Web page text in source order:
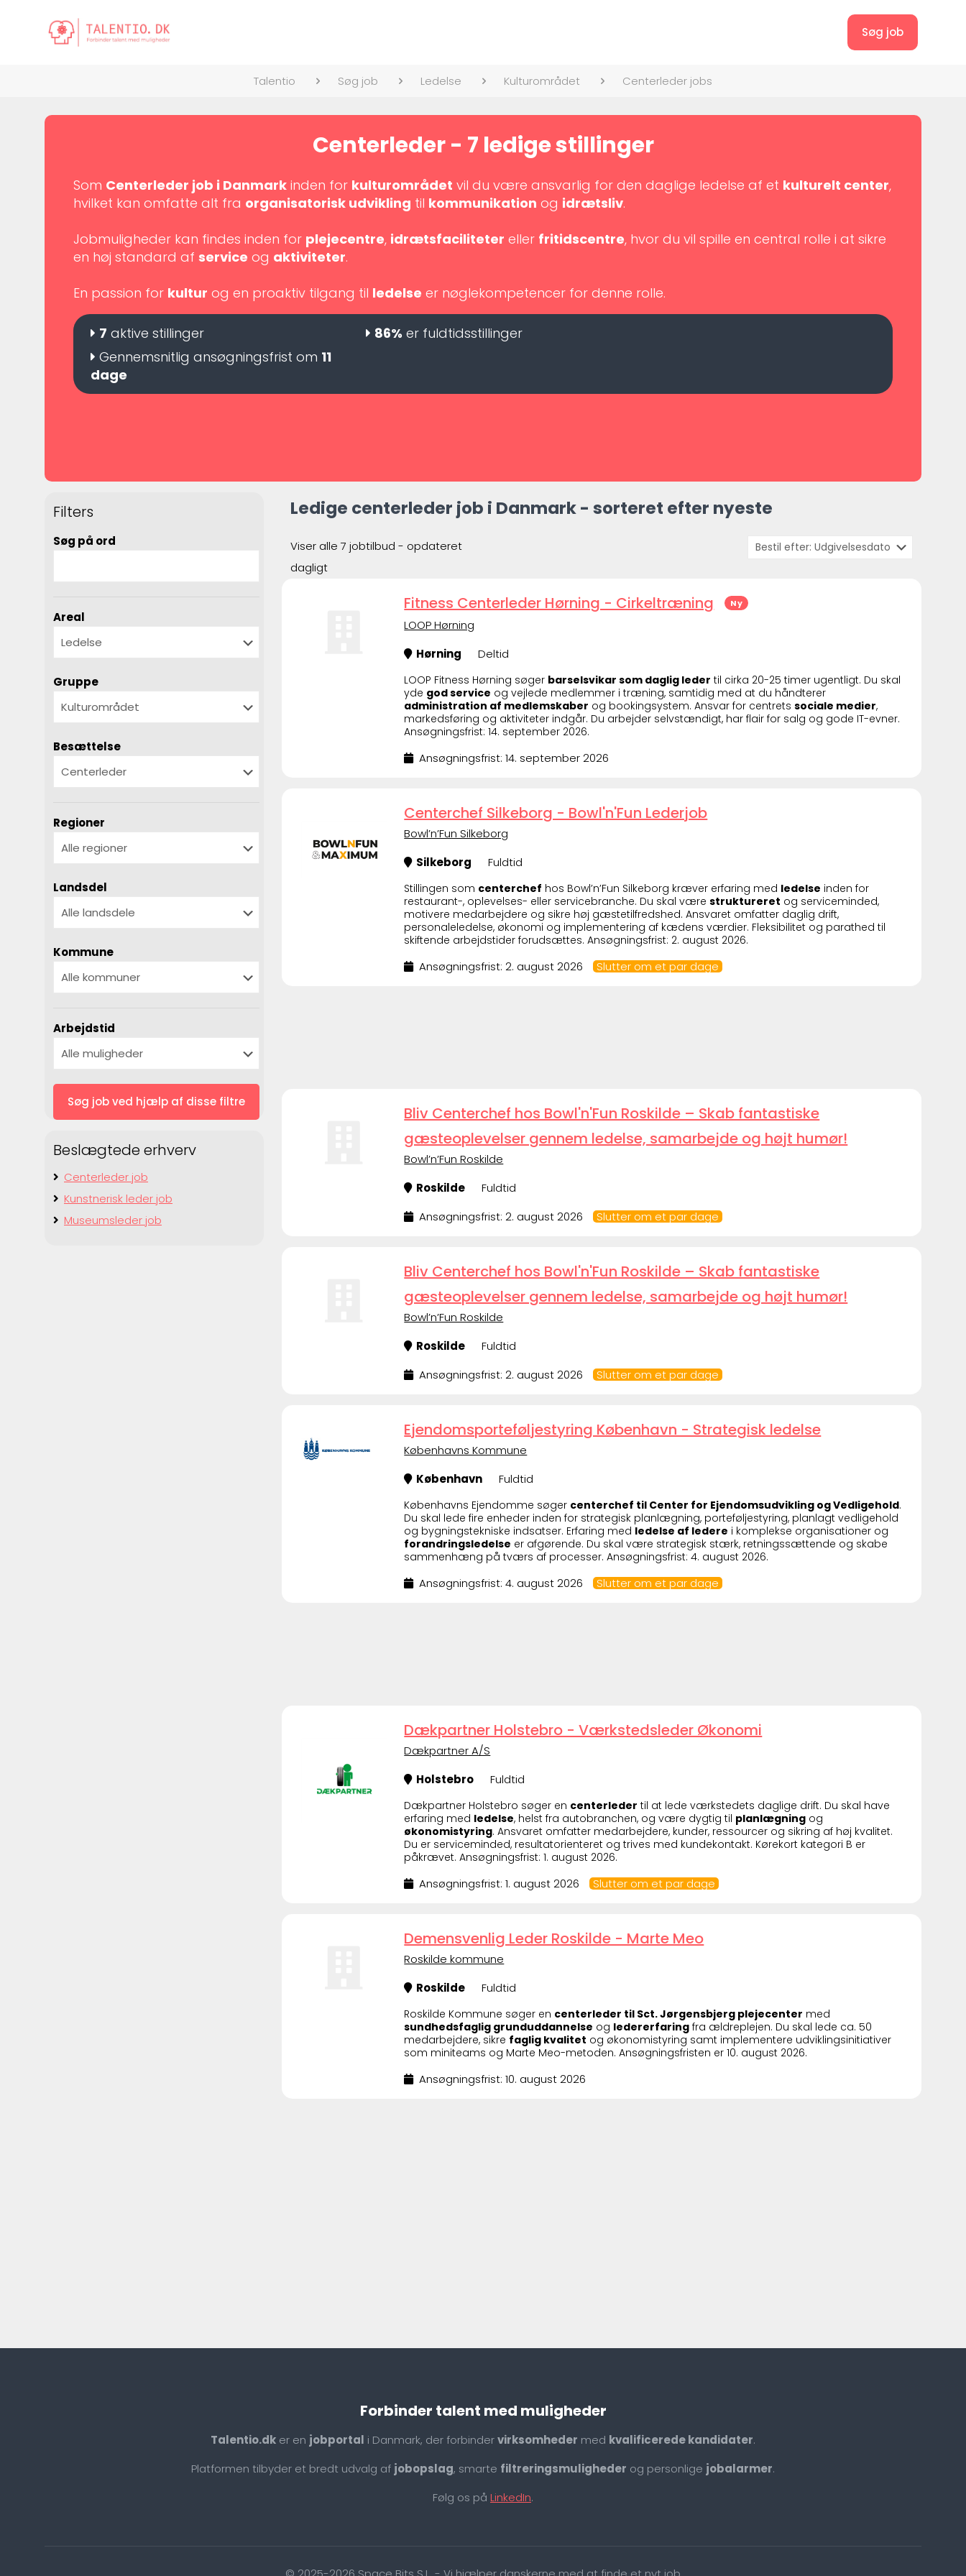
Søg job
Talentio Søg job Ledelse Kulturområdet Centerleder jobs
Centerleder - 7 ledige stillinger
Som Centerleder job i Danmark inden for kulturområdet vil du være ansvarlig for den daglige ledelse af et kulturelt center,
hvilket kan omfatte alt fra organisatorisk udvikling til kommunikation og idrætsliv.
Jobmuligheder kan findes inden for plejecentre, idrætsfaciliteter eller fritidscentre, hvor du vil spille en central rolle i at sikre
en høj standard af service og aktiviteter.
En passion for kultur og en proaktiv tilgang til ledelse er nøglekompetencer for denne rolle.
7 aktive stillinger 86% er fuldtidsstillinger
Gennemsnitlig ansøgningsfrist om 11
dage
Filters
Søg på ord
Areal
Gruppe
Besættelse
Regioner
Landsdel
Kommune
Arbejdstid
Beslægtede erhverv
Centerleder job
Kunstnerisk leder job
Museumsleder job
Ledige centerleder job i Danmark - sorteret efter nyeste
Viser alle 7 jobtilbud - opdateret
dagligt
Fitness Centerleder Hørning - Cirkeltræning Ny
LOOP Hørning
Hørning
Deltid
LOOP Fitness Hørning søger barselsvikar som daglig leder til cirka 20-25 timer ugentligt. Du skal
yde god service og vejlede medlemmer i træning, samtidig med at du håndterer
administration af medlemskaber og bookingsystem. Ansvar for centretssociale medier,
markedsføring og aktiviteter indgår. Du arbejder selvstændigt, har flair for salg og gode IT-evner.
Ansøgningsfrist: 14. september 2026.
Ansøgningsfrist: 14. september 2026
Centerchef Silkeborg - Bowl'n'Fun Lederjob
Bowl’n’Fun Silkeborg
Silkeborg
Fuldtid
Stillingen som centerchef hos Bowl’n’Fun Silkeborg kræver erfaring med ledelse inden for
restaurant-, oplevelses- eller servicebranche. Du skal værestruktureret og serviceminded,
motivere medarbejdere og sikre høj gæstetilfredshed. Ansvaret omfatter daglig drift,
personaleledelse, økonomi og implementering af kædens værdier. Fleksibilitet og parathed til
skiftende arbejdstider forudsættes. Ansøgningsfrist: 2. august 2026.
Ansøgningsfrist: 2. august 2026 Slutter om et par dage
Bliv Centerchef hos Bowl'n'Fun Roskilde – Skab fantastiske
gæsteoplevelser gennem ledelse, samarbejde og højt humør!
Bowl’n’Fun Roskilde
Roskilde
Fuldtid
Ansøgningsfrist: 2. august 2026
Slutter om et par dage
Bliv Centerchef hos Bowl'n'Fun Roskilde – Skab fantastiske
gæsteoplevelser gennem ledelse, samarbejde og højt humør!
Bowl’n’Fun Roskilde
Roskilde
Fuldtid
Ansøgningsfrist: 2. august 2026
Slutter om et par dage
Ejendomsporteføljestyring København - Strategisk ledelse
Københavns Kommune
København
Fuldtid
Københavns Ejendomme søger centerchef til Center for Ejendomsudvikling og Vedligehold.
Du skal lede fire enheder inden for strategisk planlægning, porteføljestyring, planlagt vedligehold
og bygningstekniske indsatser. Erfaring med ledelse af ledere i komplekse organisationer og
forandringsledelse er afgørende. Du skal være strategisk stærk, retningssættende og skabe
sammenhæng på tværs af processer. Ansøgningsfrist: 4. august 2026.
Ansøgningsfrist: 4. august 2026 Slutter om et par dage
Dækpartner Holstebro - Værkstedsleder Økonomi
Dækpartner A/S
Holstebro
Fuldtid
Dækpartner Holstebro søger en centerleder til at lede værkstedets daglige drift. Du skal have
erfaring med ledelse, helst fra autobranchen, og være dygtig til planlægning og
økonomistyring. Ansvaret omfatter medarbejdere, kunder, ressourcer og sikring af høj kvalitet.
Du er serviceminded, resultatorienteret og trives med kundekontakt. Kørekort kategori B er
påkrævet. Ansøgningsfrist: 1. august 2026.
Ansøgningsfrist: 1. august 2026 Slutter om et par dage
Demensvenlig Leder Roskilde - Marte Meo
Roskilde kommune
Roskilde
Fuldtid
Roskilde Kommune søger en centerleder til Sct. Jørgensbjerg plejecenter med
sundhedsfaglig grunduddannelse og ledererfaring fra ældreplejen. Du skal lede ca. 50
medarbejdere, sikre faglig kvalitet og økonomistyring samt implementere udviklingsinitiativer
som miniteams og Marte Meo-metoden. Ansøgningsfristen er 10. august 2026.
Ansøgningsfrist: 10. august 2026
Forbinder talent med muligheder
Talentio.dk er en jobportal i Danmark, der forbindervirksomheder med kvalificerede kandidater.
Platformen tilbyder et bredt udvalg af jobopslag, smarte filtreringsmuligheder og personlige jobalarmer.
Følg os på LinkedIn.